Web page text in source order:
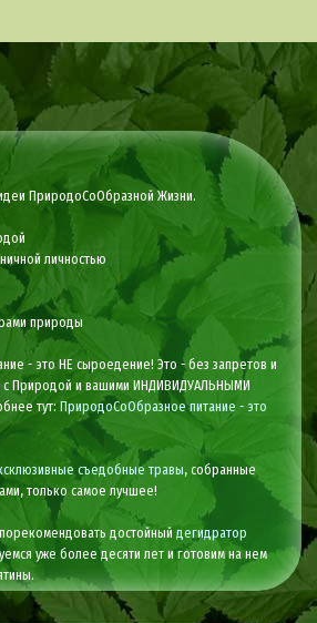
ПриродоСоОбразной Жизни.
личностью
природы
- это НЕ сыроедение! Это - без запретов и
с Природой и вашими ИНДИВИДУАЛЬНЫМИ
тут: ПриродоСоОбразное питание - это
съедобные травы, собранные
только самое лучшее!
достойныйдегидратор
уже более десяти лет и готовим на нем